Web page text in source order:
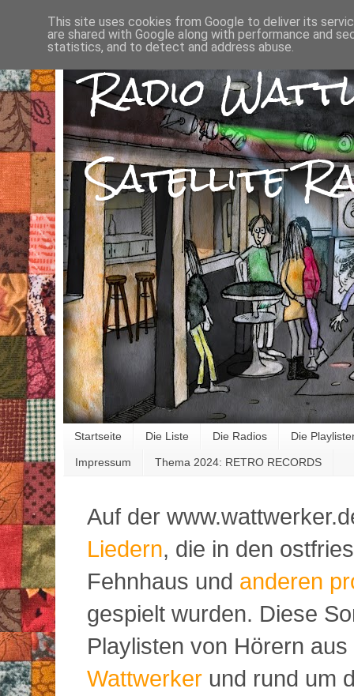
Radio
Satellite
Startseite Die Liste Die Radios Die
Impressum Thema 2024: RETRO RECORDS
Auf der
Liedern, die in den
Fehnhaus und anderen
gespielt wurden. Diese
Playlisten von Hörern
Wattwerker und rund um
This site uses cookies from Google to deliver its
are shared with Google along with performance and
statistics, and to detect and address abuse.